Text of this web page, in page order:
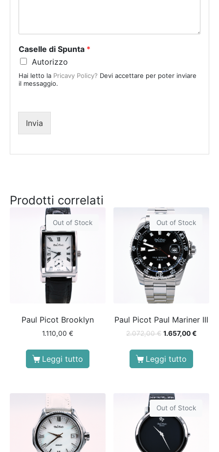
t
e
s
+
Caselle di Spunta *
Autorizzo
Hai letto la Pricavy Policy? Devi accettare per poter inviare
il messaggio.
Invia
Prodotti correlati
Out of Stock
Paul Picot Brooklyn
1.110,00 €
Leggi tutto
Out of Stock
Paul Picot Paul Mariner III
2.072,00€ 1.657,00€
Leggi tutto
Out of Stock